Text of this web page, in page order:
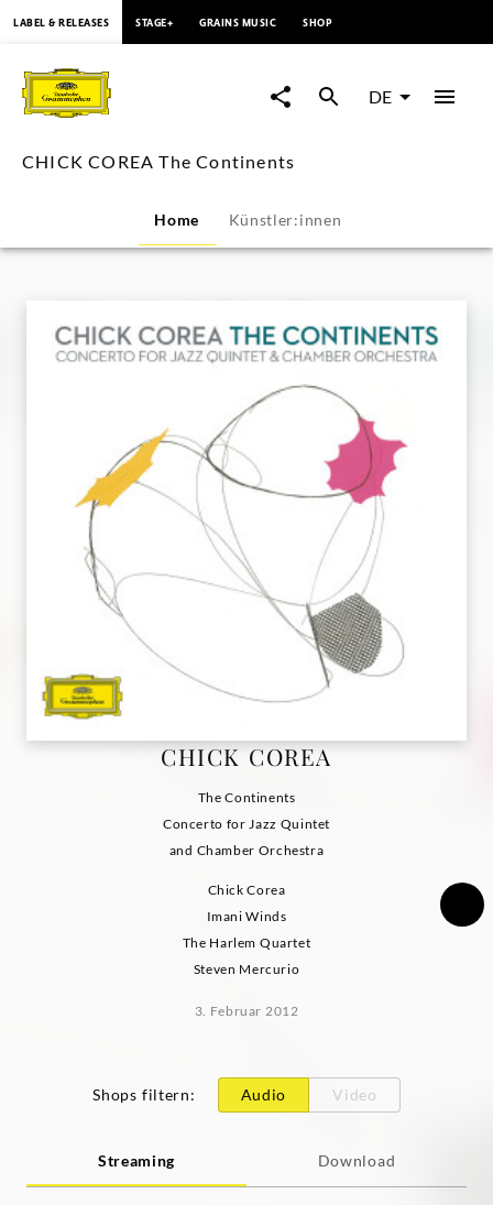
COREA
The
Continents
|
Grammophon
LABEL & RELEASES STAGE+ GRAINS MUSIC SHOP
DE
CHICK COREA The Continents
Home Künstler:innen
CHICK COREA
The Continents
Concerto for Jazz Quintet
and Chamber Orchestra
Chick Corea
Imani Winds
The Harlem Quartet
Steven Mercurio
3. Februar 2012
Shops filtern: Audio Video
Streaming Download